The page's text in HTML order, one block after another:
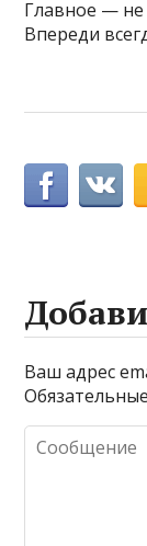
Главное — не
Впереди
Ваш адрес